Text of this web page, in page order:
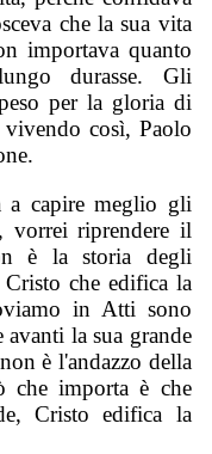
che la sua vita
importava quanto
durasse. Gli
per la gloria di
così, Paolo
a capire meglio gli
vorrei riprendere il
è la storia degli
che edifica la
in Atti sono
la sua grande
è l'andazzo della
che importa è che
Cristo edifica la